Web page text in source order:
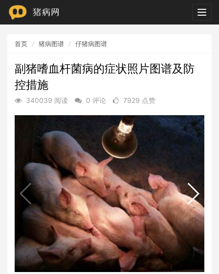
首页 猪病图谱 仔猪病图谱
副猪嗜血杆菌病的症状照片图谱及防
控措施
340039 阅读 0 评论 7929 点赞